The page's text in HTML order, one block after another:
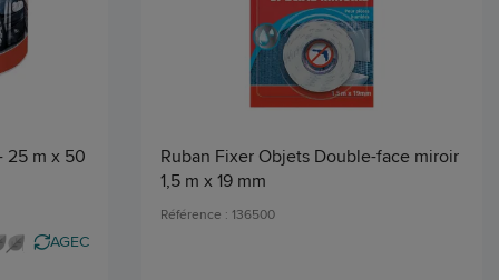
25 m x 50
AGEC
Ruban Fixer Objets Double-face miroir
1,5 m x 19 mm
Référence : 136500